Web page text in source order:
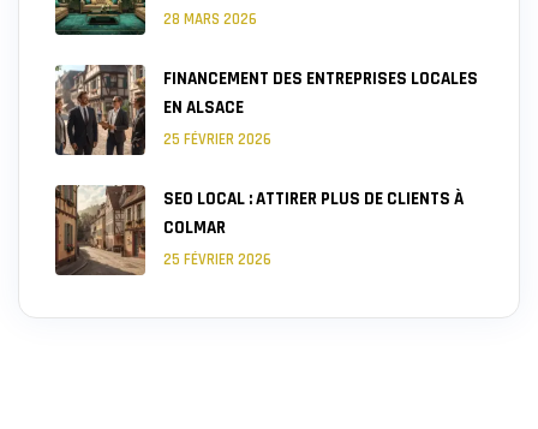
28 MARS 2026
FINANCEMENT DES ENTREPRISES LOCALES
EN ALSACE
25 FÉVRIER 2026
SEO LOCAL : ATTIRER PLUS DE CLIENTS À
COLMAR
25 FÉVRIER 2026